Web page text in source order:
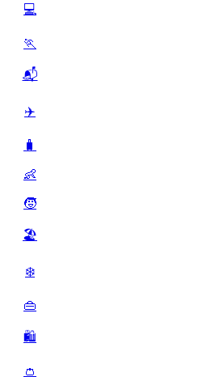
💻
🏃
📬
✈️
🧳
👶
🧒
🏖️
❄️
👜
🛍️
👛